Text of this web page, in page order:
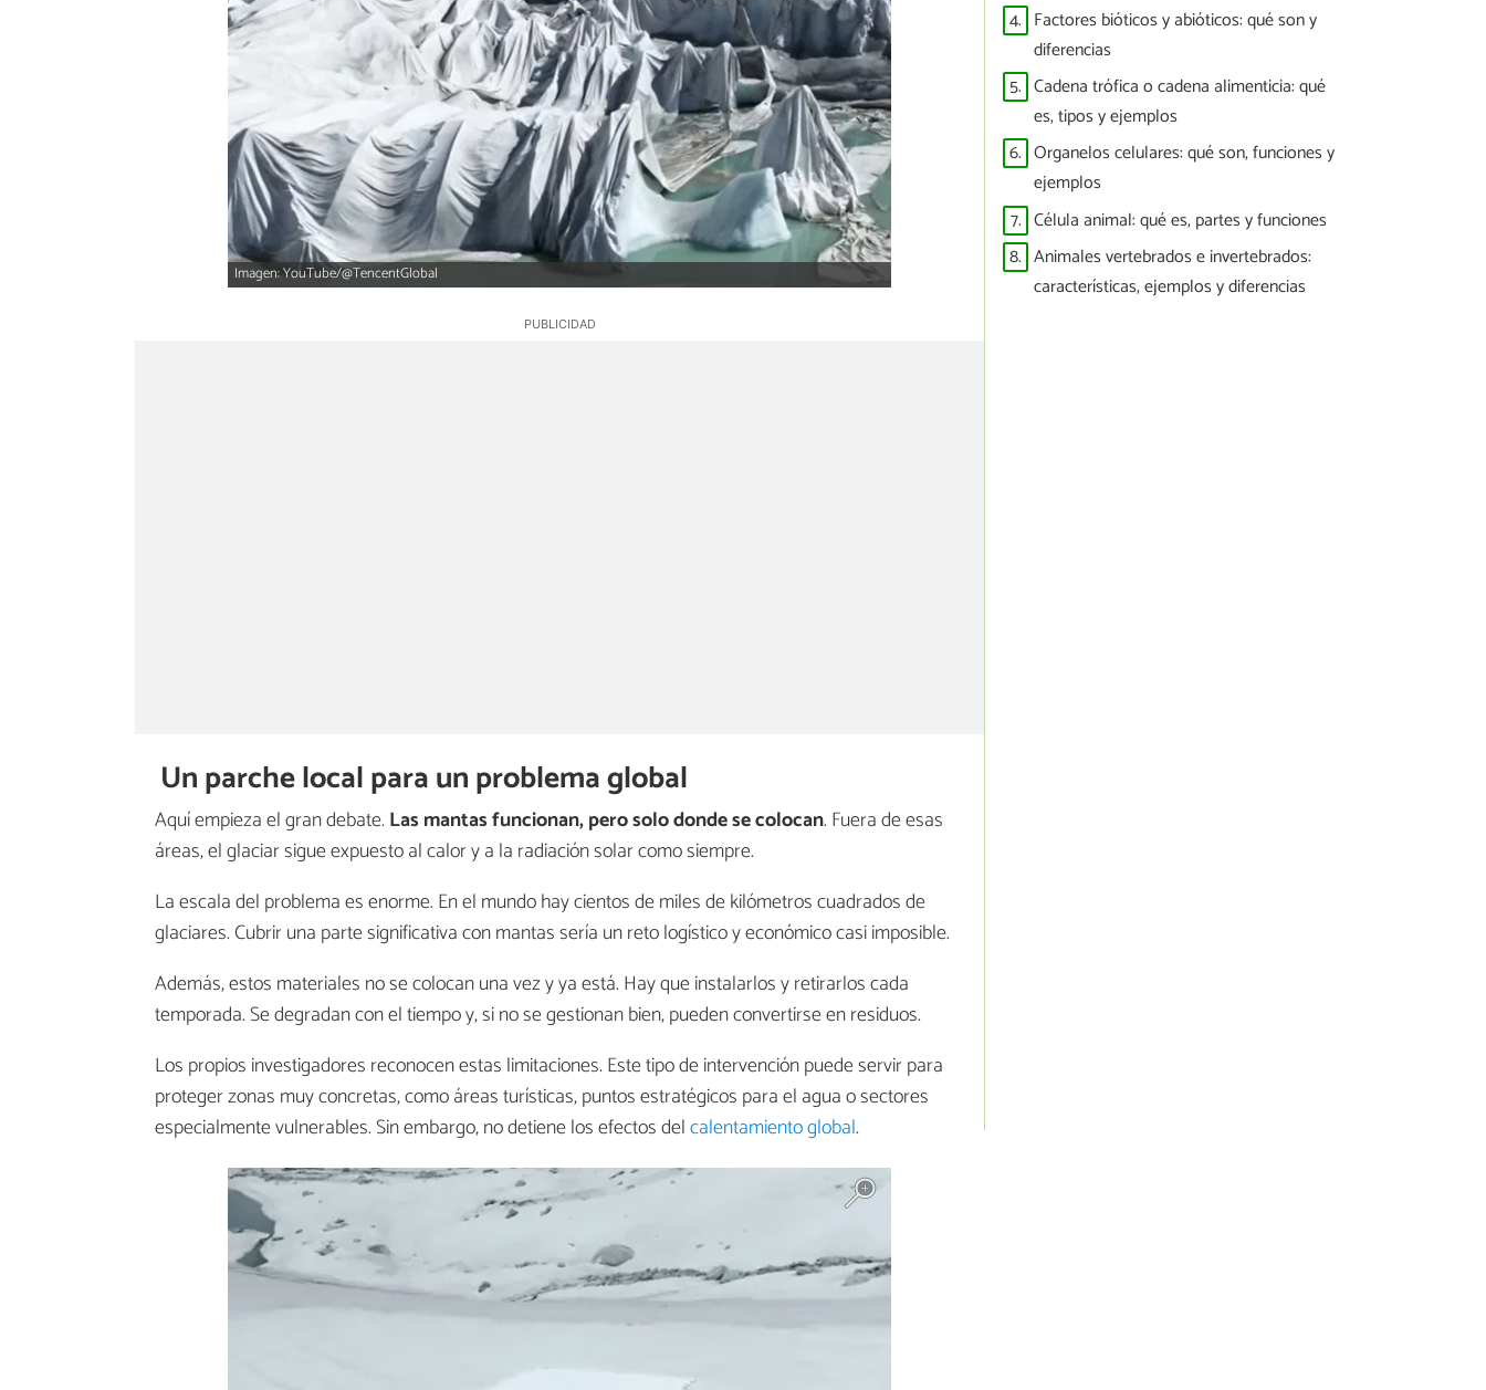
Imagen: YouTube/@TencentGlobal
Un parche local para un problema global
Aquí empieza el gran debate. Las mantas funcionan, pero solo donde se colocan. Fuera de esas
áreas, el glaciar sigue expuesto al calor y a la radiación solar como siempre.
La escala del problema es enorme. En el mundo hay cientos de miles de kilómetros cuadrados de
glaciares. Cubrir una parte significativa con mantas sería un reto logístico y económico casi imposible.
Además, estos materiales no se colocan una vez y ya está. Hay que instalarlos y retirarlos cada
temporada. Se degradan con el tiempo y, si no se gestionan bien, pueden convertirse en residuos.
Los propios investigadores reconocen estas limitaciones. Este tipo de intervención puede servir para
proteger zonas muy concretas, como áreas turísticas, puntos estratégicos para el agua o sectores
especialmente vulnerables. Sin embargo, no detiene los efectos delcalentamiento global.
4. Factores bióticos y abióticos: qué son y
diferencias
5. Cadena trófica o cadena alimenticia: qué
es, tipos y ejemplos
6. Organelos celulares: qué son, funciones y
ejemplos
7. Célula animal: qué es, partes y funciones
8. Animales vertebrados e invertebrados:
características, ejemplos y diferencias